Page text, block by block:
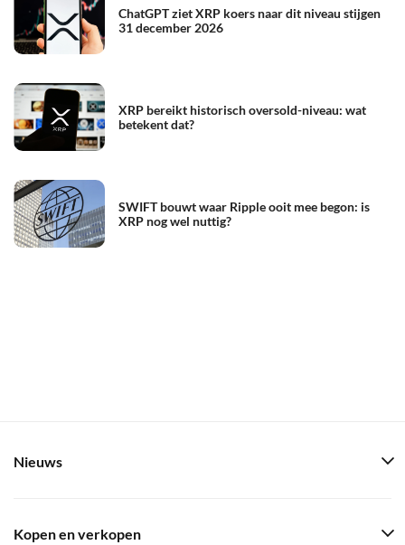
ChatGPT ziet XRP koers naar dit niveau stijgen
31 december 2026
XRP bereikt historisch oversold-niveau: wat
betekent dat?
SWIFT bouwt waar Ripple ooit mee begon: is
XRP nog wel nuttig?
Nieuws
Kopen en verkopen